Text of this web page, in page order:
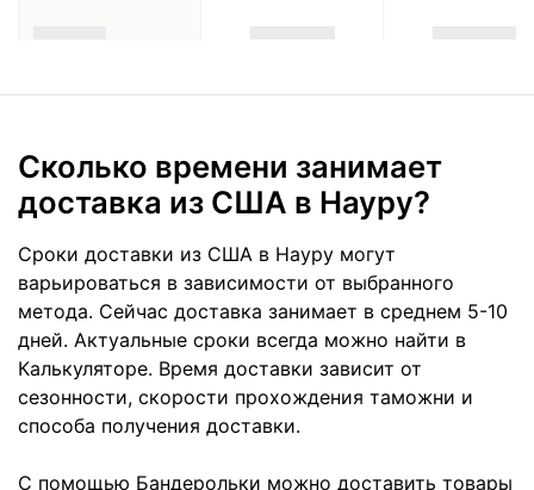
Сколько времени занимает
доставка из США в Науру?
Сроки доставки из США в Науру могут
варьироваться в зависимости от выбранного
метода. Сейчас доставка занимает в среднем 5-10
дней. Актуальные сроки всегда можно найти в
Калькуляторе. Время доставки зависит от
сезонности, скорости прохождения таможни и
способа получения доставки.
С помощью Бандерольки можно доставить товары